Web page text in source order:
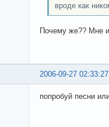
вроде как
Почему же?? Мне
2006-09-27 02:33:27
попробуй песни